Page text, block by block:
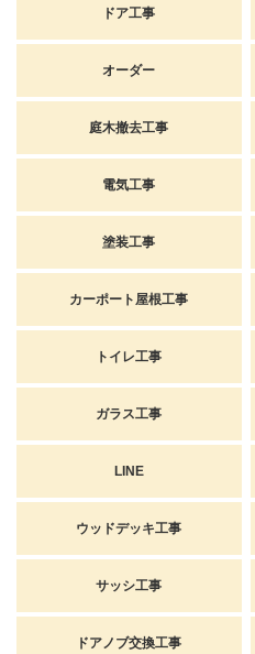
ドア工事
オーダー
庭木撤去工事
電気工事
塗装工事
カーポート屋根工事
トイレ工事
ガラス工事
LINE
ウッドデッキ工事
サッシ工事
ドアノブ交換工事